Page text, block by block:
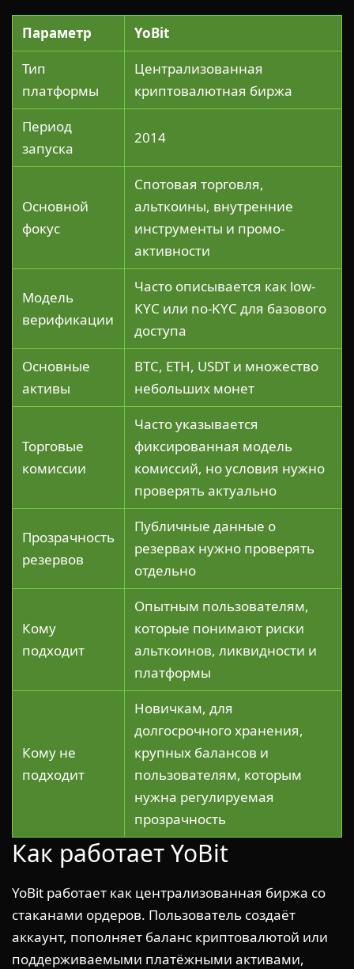
Параметр
YoBit
Тип
платформы
Централизованная
криптовалютная биржа
Период
запуска
2014
Основной
фокус
Спотовая торговля,
альткоины, внутренние
инструменты и промо-
активности
Модель
верификации
Часто описывается как low-
KYC или no-KYC для базового
доступа
Основные
активы
BTC, ETH, USDT и множество
небольших монет
Торговые
комиссии
Часто указывается
фиксированная модель
комиссий, но условия нужно
проверять актуально
Прозрачность
резервов
Публичные данные о
резервах нужно проверять
отдельно
Кому
подходит
Опытным пользователям,
которые понимают риски
альткоинов, ликвидности и
платформы
Кому не
подходит
Новичкам, для
долгосрочного хранения,
крупных балансов и
пользователям, которым
нужна регулируемая
прозрачность
Как работает YoBit
YoBit работает как централизованная биржа со
стаканами ордеров. Пользователь создаёт
аккаунт, пополняет баланс криптовалютой или
поддерживаемыми платёжными активами,